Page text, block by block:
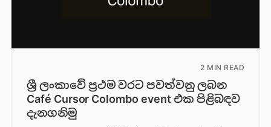
2 MIN READ
ශ්‍රී ලංකාවේ ප්‍රථම වරට පවත්වනු ලබන
Café Cursor Colombo event එක පිළිබඳව
දැනගනිමු